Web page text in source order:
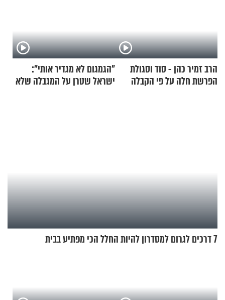
הרב זמיר כהן - סוד וסגולת
הפרשת חלה על פי הקבלה
"הגמגום לא מגדיר אותי":
ישראל שטרן על המגבלה שלא
7 דרכים לגרום למסדרון להיות החלל הכי מפתיע בבית